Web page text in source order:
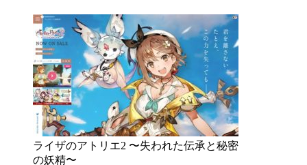
ライザのアトリエ2 〜失われた伝承と秘密
の妖精〜